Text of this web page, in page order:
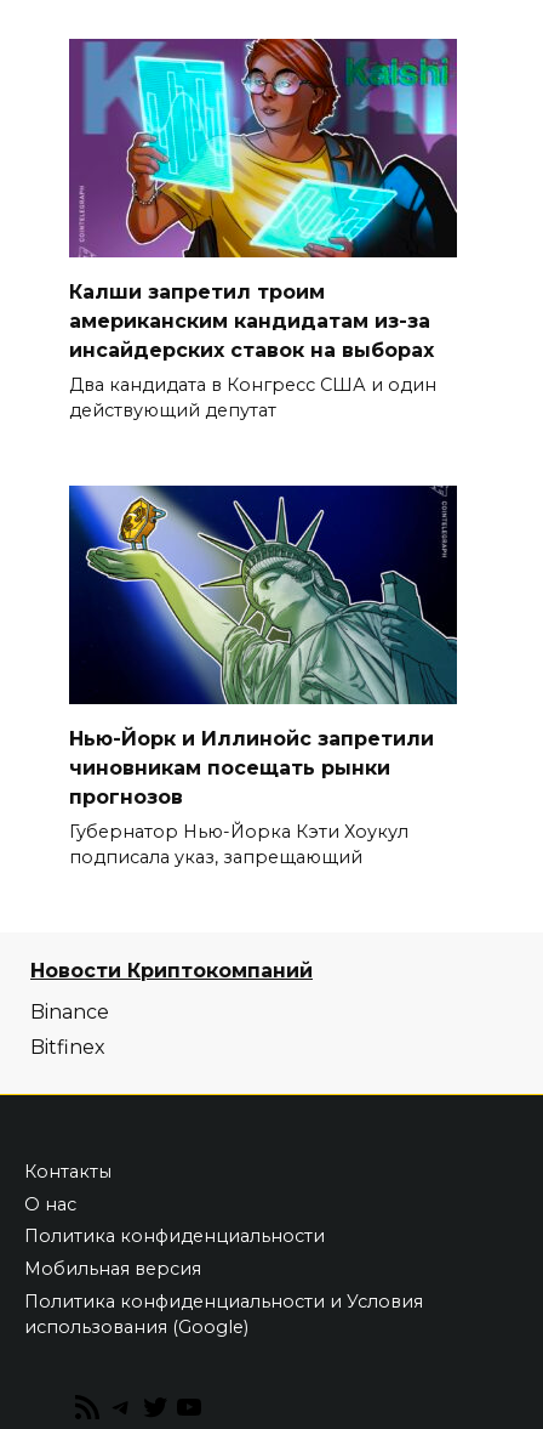
Калши запретил троим
американским кандидатам из-за
инсайдерских ставок на выборах
Два кандидата в Конгресс США и один
действующий депутат
Нью-Йорк и Иллинойс запретили
чиновникам посещать рынки
прогнозов
Губернатор Нью-Йорка Кэти Хоукул
подписала указ, запрещающий
Новости Криптокомпаний
Binance
Bitfinex
Контакты
О нас
Политика конфиденциальности
Мобильная версия
Политика конфиденциальности и Условия
использования (Google)
RSS
Telegram
Twitter